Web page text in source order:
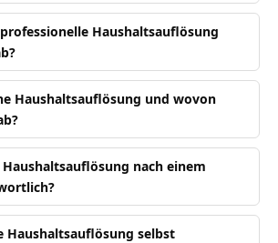
Haushaltsauflösung
Haushaltsauflösung und wovon
nach einem
Haushaltsauflösung selbst